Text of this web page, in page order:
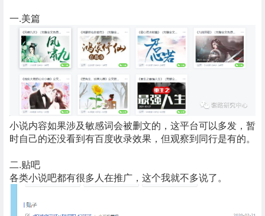
一.美篇
小说内容如果涉及敏感词会被删文的，这平台可以多发，暂
时自己的还没看到有百度收录效果，但观察到同行是有的。
二.贴吧
各类小说吧都有很多人在推广，这个我就不多说了。